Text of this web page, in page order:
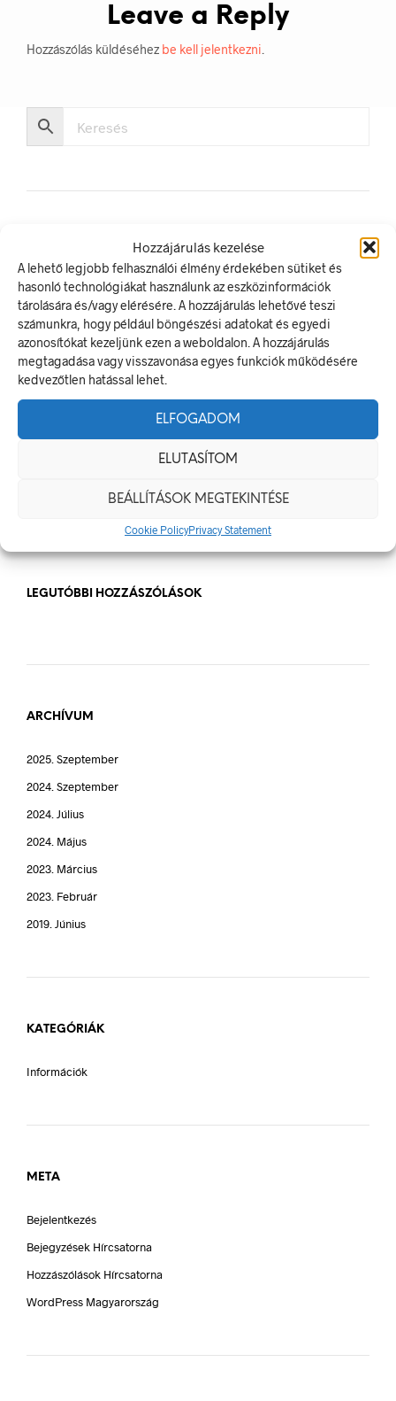
Hozzájárulás kezelése
A lehető legjobb felhasználói élmény érdekében sütiket és
hasonló technológiákat használunk az eszközinformációk
tárolására és/vagy elérésére. A hozzájárulás lehetővé teszi
számunkra, hogy például böngészési adatokat és egyedi
azonosítókat kezeljünk ezen a weboldalon. A hozzájárulás
megtagadása vagy visszavonása egyes funkciók működésére
kedvezőtlen hatással lehet.
ELFOGADOM
ELUTASÍTOM
BEÁLLÍTÁSOK MEGTEKINTÉSE
Cookie PolicyPrivacy Statement
Leave a Reply
Hozzászólás küldéséhez be kell jelentkezni
LEGUTÓBBI BEJEGYZÉSEK
Munkavédelmi Táblák És Biztonsági Jelzések – Miért
Nélkülözhetetlenek A Munkahelyen?
Jól Láthatósági Mellény: Miért Fontos, Hogyan Válaszd Ki,
És Hogyan Teheted Egyedivé?
Céges Logóval Ellátott Pólók: Az Identitás És Csapatszellem
A Biztonságos Hulladékgazdálkodás: A Hulladékgyűjtő
Jelek Fontossága
Ellenőrzés És Tudatosság Fontossága
LEGUTÓBBI HOZZÁSZÓLÁSOK
ARCHÍVUM
2025. Szeptember
2024. Szeptember
2024. Július
2024. Május
2023. Március
2023. Február
2019. Június
KATEGÓRIÁK
Információk
META
Bejelentkezés
Bejegyzések Hírcsatorna
Hozzászólások Hírcsatorna
WordPress Magyarország